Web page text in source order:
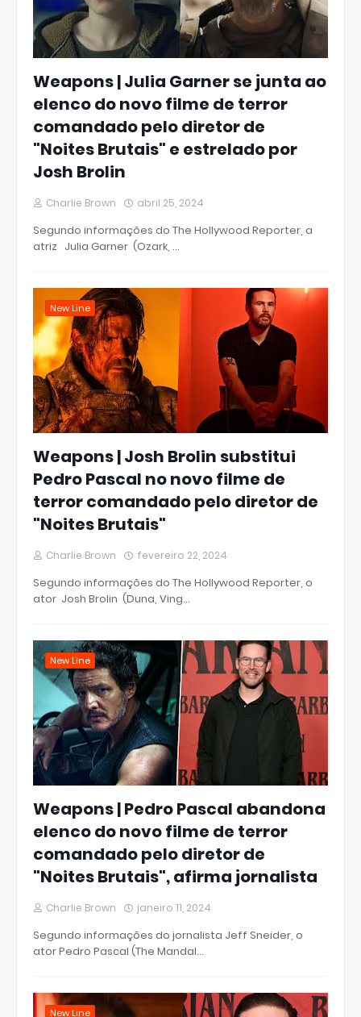
Weapons | Julia Garner se junta ao
elenco do novo filme de terror
comandado pelo diretor de
"Noites Brutais" e estrelado por
Josh Brolin
Charlie Brown abril 25, 2024
Segundo informações do The Hollywood Reporter, a
atriz Julia Garner (Ozark, …
New Line
Weapons | Josh Brolin substitui
Pedro Pascal no novo filme de
terror comandado pelo diretor de
"Noites Brutais"
Charlie Brown fevereiro 22, 2024
Segundo informações do The Hollywood Reporter, o
ator Josh Brolin (Duna, Ving…
New Line
Weapons | Pedro Pascal abandona
elenco do novo filme de terror
comandado pelo diretor de
"Noites Brutais", afirma jornalista
Charlie Brown janeiro 11, 2024
Segundo informações do jornalista Jeff Sneider, o
ator Pedro Pascal (The Mandal…
New Line